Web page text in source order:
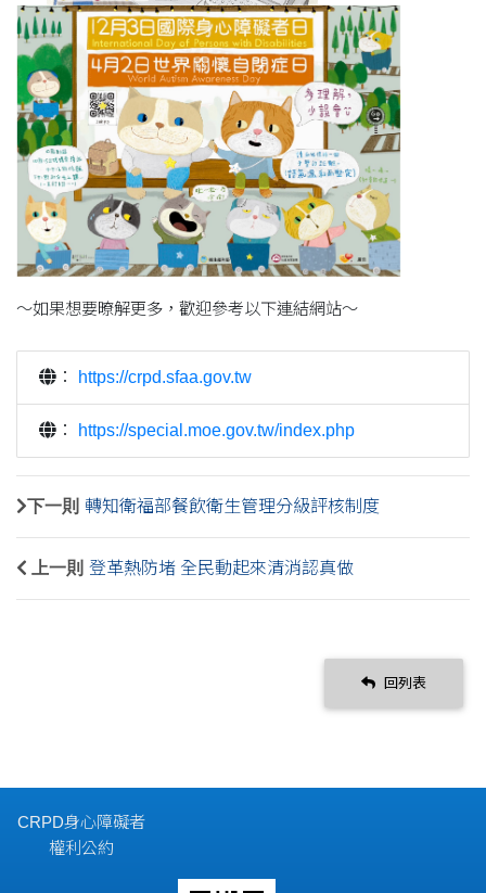
～如果想要暸解更多，歡迎參考以下連結網站～
： https://crpd.sfaa.gov.tw
： https://special.moe.gov.tw/index.php
下一則 轉知衛福部餐飲衛生管理分級評核制度
上一則 登革熱防堵 全民動起來清消認真做
回列表
CRPD身心障礙者
權利公約